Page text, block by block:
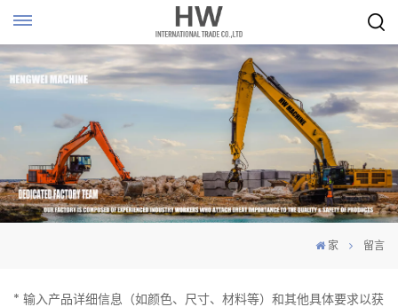
家 留言
* 输入产品详细信息（如颜色、尺寸、材料等）和其他具体要求以获